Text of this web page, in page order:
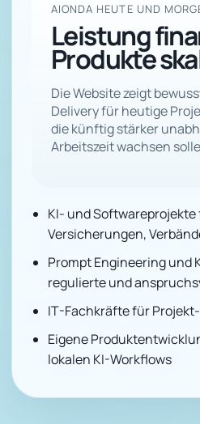
AIONDA HEUTE UND
Leistung
Produkte
Die Website zeigt
Delivery für heutige
die künftig stärker
Arbeitszeit wachsen
KI- und Softwareprojekte
Versicherungen,
Prompt Engineering und
regulierte und
IT-Fachkräfte für
Eigene
lokalen KI-Workflows